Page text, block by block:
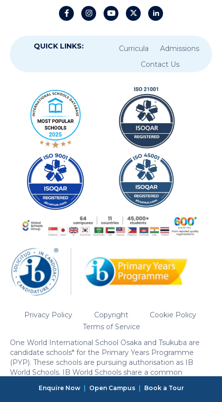
QUICK LINKS: Curricula
Admissions
Contact Us
Privacy Policy Copyright
Cookie Policy
Terms of Service
One World International School Osaka and Tsukuba are
candidate schools* for the Primary Years Programme
(PYP). These schools are pursuing authorisation as IB
World Schools. IB World Schools share a common
high-quality education that we believe is important for our
Enquire Now | Open Campus | Book a Tour